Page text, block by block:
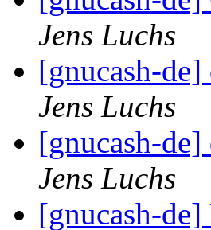
Jens Luchs
[gnucash-
Jens Luchs
[gnucash-
Jens Luchs
[gnucash-